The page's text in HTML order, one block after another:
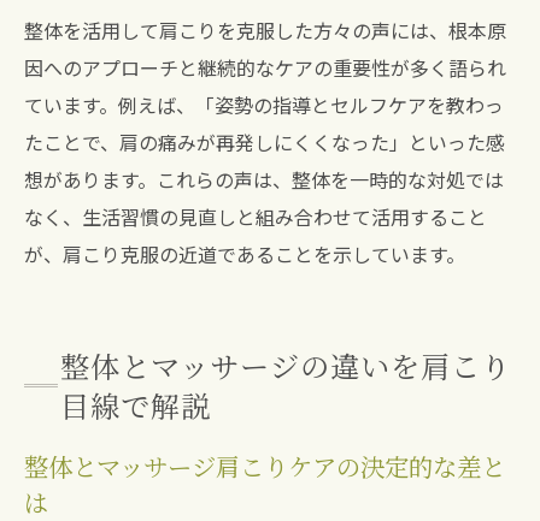
整体を活用して肩こりを克服した方々の声には、根本原
因へのアプローチと継続的なケアの重要性が多く語られ
ています。例えば、「姿勢の指導とセルフケアを教わっ
たことで、肩の痛みが再発しにくくなった」といった感
想があります。これらの声は、整体を一時的な対処では
なく、生活習慣の見直しと組み合わせて活用すること
が、肩こり克服の近道であることを示しています。
整体とマッサージの違いを肩こり
目線で解説
整体とマッサージ肩こりケアの決定的な差と
は